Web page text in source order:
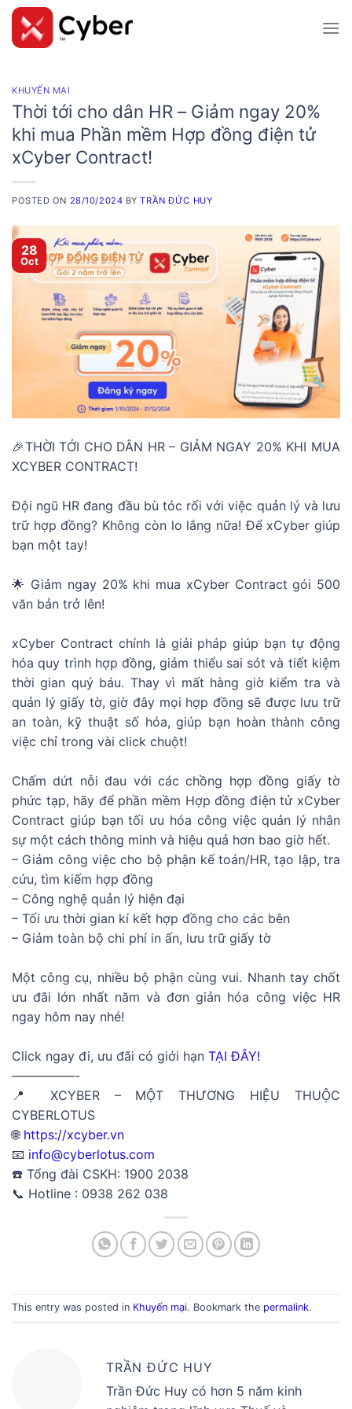
Skip
content
KHUYẾN MẠI
Thời tới cho dân HR – Giảm ngay 20%
khi mua Phần mềm Hợp đồng điện tử
xCyber Contract!
POSTED ON 28/10/2024 BYTRẦN ĐỨC HUY
28
Oct
🎉THỜI TỚI CHO DÂN HR – GIẢM NGAY 20% KHI MUA
XCYBER CONTRACT!
Đội ngũ HR đang đầu bù tóc rối với việc quản lý và lưu
trữ hợp đồng? Không còn lo lắng nữa! Để xCyber giúp
bạn một tay!
🌟 Giảm ngay 20% khi mua xCyber Contract gói 500
văn bản trở lên!
xCyber Contract chính là giải pháp giúp bạn tự động
hóa quy trình hợp đồng, giảm thiểu sai sót và tiết kiệm
thời gian quý báu. Thay vì mất hàng giờ kiểm tra và
quản lý giấy tờ, giờ đây mọi hợp đồng sẽ được lưu trữ
an toàn, kỹ thuật số hóa, giúp bạn hoàn thành công
việc chỉ trong vài click chuột!
Chấm dứt nỗi đau với các chồng hợp đồng giấy tờ
phức tạp, hãy để phần mềm Hợp đồng điện tử xCyber
Contract giúp bạn tối ưu hóa công việc quản lý nhân
sự một cách thông minh và hiệu quả hơn bao giờ hết.
– Giảm công việc cho bộ phận kế toán/HR, tạo lập, tra
cứu, tìm kiếm hợp đồng
– Công nghệ quản lý hiện đại
– Tối ưu thời gian kí kết hợp đồng cho các bên
– Giảm toàn bộ chi phí in ấn, lưu trữ giấy tờ
Một công cụ, nhiều bộ phận cùng vui. Nhanh tay chốt
ưu đãi lớn nhất năm và đơn giản hóa công việc HR
ngay hôm nay nhé!
Click ngay đi, ưu đãi có giới hạn TẠI ĐÂY!
—————-
📍 XCYBER – MỘT THƯƠNG HIỆU THUỘC
CYBERLOTUS
🌐 https://xcyber.vn
📧 info@cyberlotus.com
☎️ Tổng đài CSKH: 1900 2038
📞 Hotline : 0938 262 038
This entry was posted in Khuyến mại. Bookmark the permalink.
TRẦN ĐỨC HUY
Trần Đức Huy có hơn 5 năm kinh